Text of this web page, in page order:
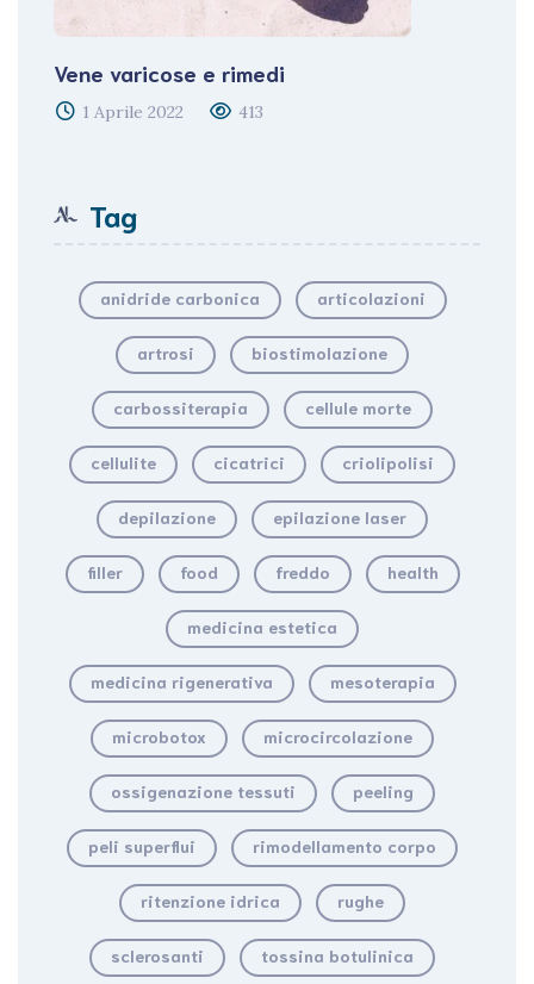
Vene varicose e rimedi
1 Aprile 2022 413
Tag
anidride carbonica articolazioni
artrosi biostimolazione
carbossiterapia cellule morte
cellulite cicatrici criolipolisi
depilazione epilazione laser
filler food freddo health
medicina estetica
medicina rigenerativa mesoterapia
microbotox microcircolazione
ossigenazione tessuti peeling
peli superflui rimodellamento corpo
ritenzione idrica rughe
sclerosanti tossina botulinica